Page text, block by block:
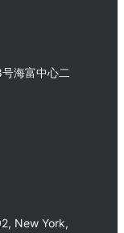
海富中心二
New York,